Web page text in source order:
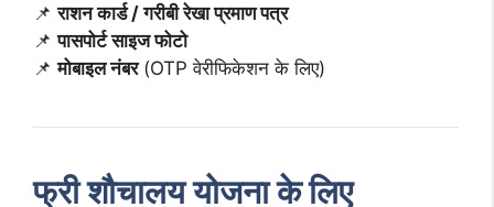
📌राशन कार्ड / गरीबी रेखा प्रमाण पत्र
📌पासपोर्ट साइज फोटो
📌मोबाइल नंबर(OTP वेरीफिकेशन के लिए)
फ्री शौचालय योजना के लिए